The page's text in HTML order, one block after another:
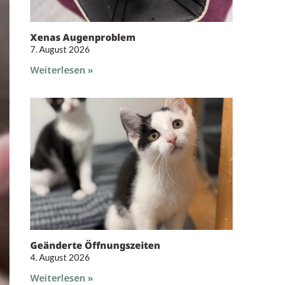
Xenas Augenproblem
7. August 2026
Weiterlesen »
Geänderte Öffnungszeiten
4. August 2026
Weiterlesen »